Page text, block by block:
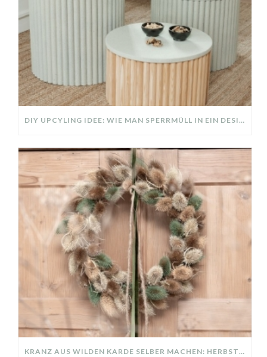
DIY UPCYLING IDEE: WIE MAN SPERRMÜLL IN EIN DESIGNER TEIL VERWANDELT
KRANZ AUS WILDEN KARDE SELBER MACHEN: HERBSTDEKO GANZ EINFACH